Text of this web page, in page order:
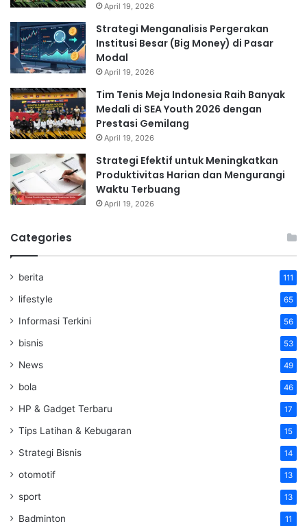
April 19, 2026
Strategi Menganalisis Pergerakan
Institusi Besar (Big Money) di Pasar
Modal
April 19, 2026
Tim Tenis Meja Indonesia Raih Banyak
Medali di SEA Youth 2026 dengan
Prestasi Gemilang
April 19, 2026
Strategi Efektif untuk Meningkatkan
Produktivitas Harian dan Mengurangi
Waktu Terbuang
April 19, 2026
Categories
berita 111
lifestyle 65
Informasi Terkini 56
bisnis 53
News 49
bola 46
HP & Gadget Terbaru 17
Tips Latihan & Kebugaran 15
Strategi Bisnis 14
otomotif 13
sport 13
Badminton 11